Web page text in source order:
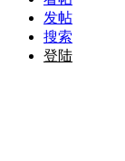
发帖
搜索
登陆